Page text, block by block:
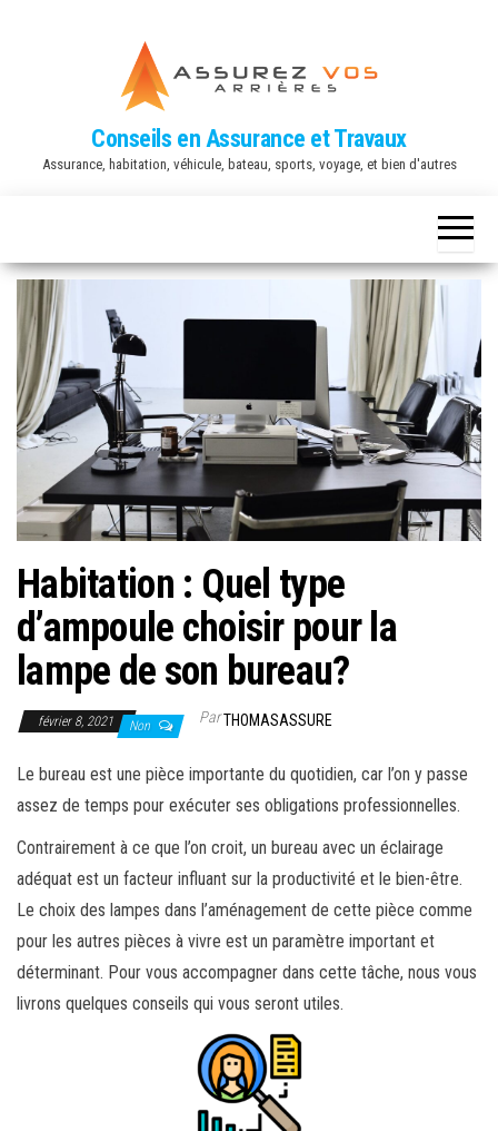
Conseils en Assurance et Travaux
Assurance, habitation, véhicule, bateau, sports, voyage, et bien d'autres
Habitation : Quel type
d’ampoule choisir pour la
lampe de son bureau?
février 8, 2021 Non ParTHOMASASSURE
Le bureau est une pièce importante du quotidien, car l’on y passe
assez de temps pour exécuter ses obligations professionnelles.
Contrairement à ce que l’on croit, un bureau avec un éclairage
adéquat est un facteur influant sur la productivité et le bien-être.
Le choix des lampes dans l’aménagement de cette pièce comme
pour les autres pièces à vivre est un paramètre important et
déterminant. Pour vous accompagner dans cette tâche, nous vous
livrons quelques conseils qui vous seront utiles.